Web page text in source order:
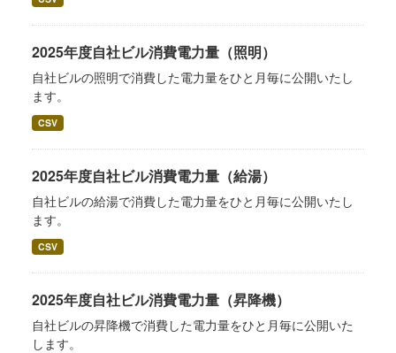
2025年度自社ビル消費電力量（照明）
自社ビルの照明で消費した電力量をひと月毎に公開いたし
ます。
CSV
2025年度自社ビル消費電力量（給湯）
自社ビルの給湯で消費した電力量をひと月毎に公開いたし
ます。
CSV
2025年度自社ビル消費電力量（昇降機）
自社ビルの昇降機で消費した電力量をひと月毎に公開いた
します。